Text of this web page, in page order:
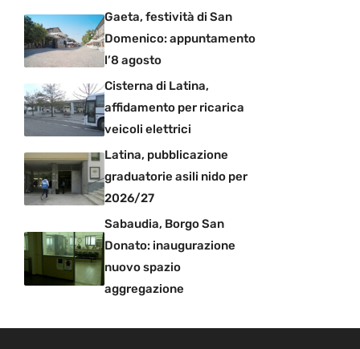
Gaeta, festività di San
Domenico: appuntamento
l’8 agosto
Cisterna di Latina,
affidamento per ricarica
veicoli elettrici
Latina, pubblicazione
graduatorie asili nido per
2026/27
Sabaudia, Borgo San
Donato: inaugurazione
nuovo spazio
aggregazione